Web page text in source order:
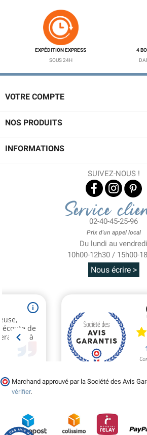
EXPÉDITION EXPRESS
SOUS 24H
4
VOTRE COMPTE
NOS PRODUITS
INFORMATIONS
SUIVEZ-NOUS !
Service
02-40-45-25-96
Prix d'un appel local
Du lundi au vendredi
10h00-12h30 / 15h00-
Nous écrire >
Marchand approuvé par la Société des Avis
vérifier.